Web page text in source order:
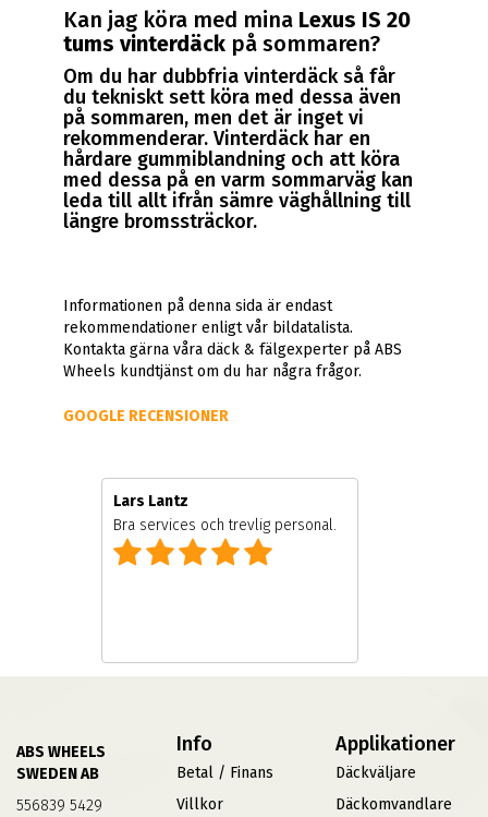
Kan jag köra med mina Lexus IS 20
tums vinterdäckpå sommaren?
Om du har dubbfria vinterdäck så får
du tekniskt sett köra med dessa även
på sommaren, men det är inget vi
rekommenderar. Vinterdäck har en
hårdare gummiblandning och att köra
med dessa på en varm sommarväg kan
leda till allt ifrån sämre väghållning till
längre bromssträckor.
Informationen på denna sida är endast
rekommendationer enligt vår bildatalista.
Kontakta gärna våra däck & fälgexperter på ABS
Wheels kundtjänst om du har några frågor.
GOOGLE RECENSIONER
Lars Lantz
Bra services och trevlig personal.
ABS WHEELS
SWEDEN AB
556839 5429
Info
Betal / Finans
Villkor
Applikationer
Däckväljare
Däckomvandlare